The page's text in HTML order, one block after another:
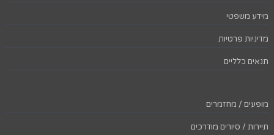
מידע משפטי
מדיניות פרטיות
תנאים כלליים
מופעים / מחזמרים
תיירות / סיורים מודרכים